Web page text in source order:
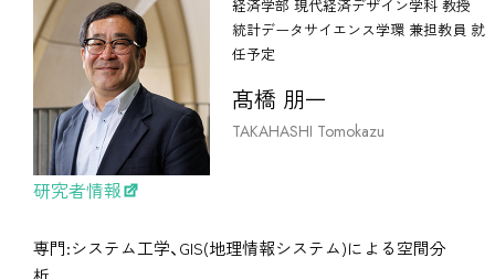
経済学部 現代経済デザイン学科 教授
統計データサイエンス学環 兼担教員 就
任予定
髙橋 朋一
TAKAHASHI Tomokazu
研究者情報
専門:システム工学、GIS(地理情報システム)による空間分